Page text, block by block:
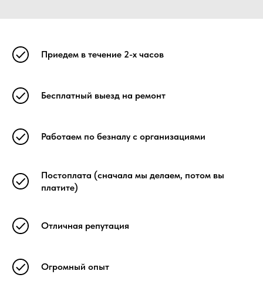
Приедем в течение 2-х часов
Бесплатный выезд на ремонт
Работаем по безналу с организациями
Постоплата (сначала мы делаем, потом вы
платите)
Отличная репутация
Огромный опыт